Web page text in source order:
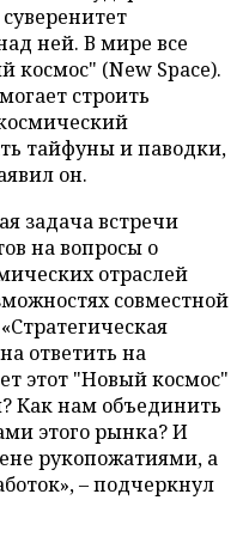
ней. В мире все
(New Space).
строить
тайфуны и паводки,
он.
задача встречи
на вопросы о
отраслей
совместной
ответить на
этот "Новый космос"
Как нам объединить
этого рынка? И
рукопожатиями, а
– подчеркнул